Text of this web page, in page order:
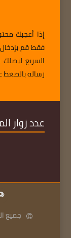
إذا أعجبك
فقط قم بإدخال
السريع
رساله بالضغط
عدد زوار
جميع